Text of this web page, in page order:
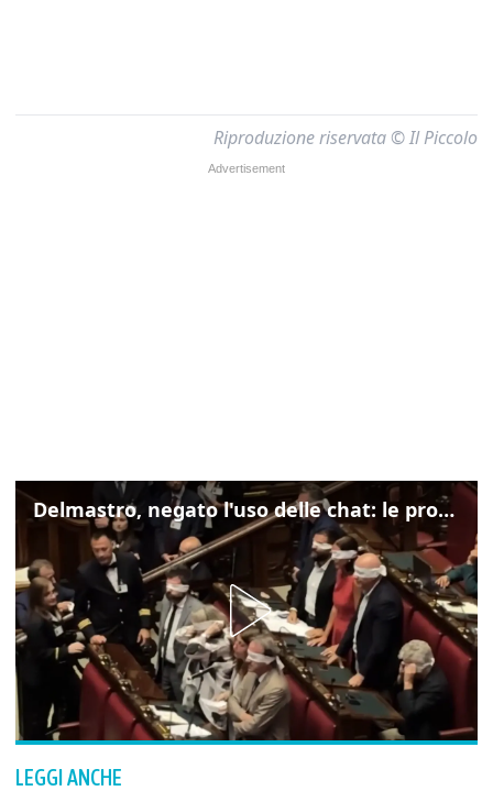
Riproduzione riservata © Il Piccolo
Delmastro, negato l'uso delle chat: le proteste di Avs e M5s
LEGGI ANCHE